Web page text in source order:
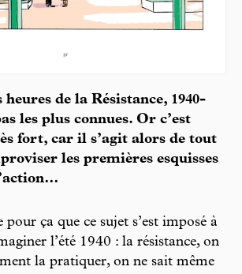
de la Résistance, 1940-
les plus connues. Or c’est
fort, car il s’agit alors de tout
les premières esquisses
pour ça que ce sujet s’est imposé à
l’été 1940 : la résistance, on
la pratiquer, on ne sait même